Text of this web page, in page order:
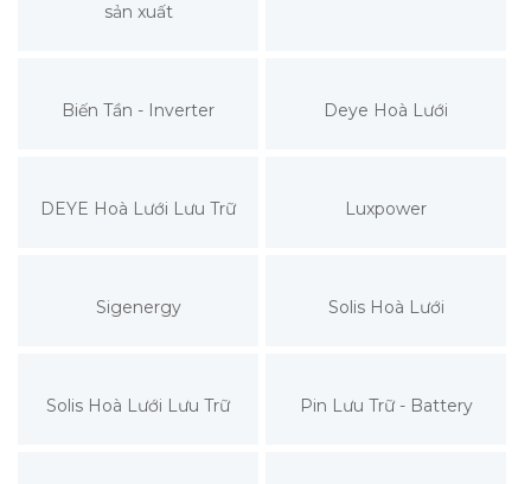
sản xuất
Biến Tần - Inverter Deye Hoà Lưới
DEYE Hoà Lưới Lưu Trữ Luxpower
Sigenergy Solis Hoà Lưới
Solis Hoà Lưới Lưu Trữ Pin Lưu Trữ - Battery